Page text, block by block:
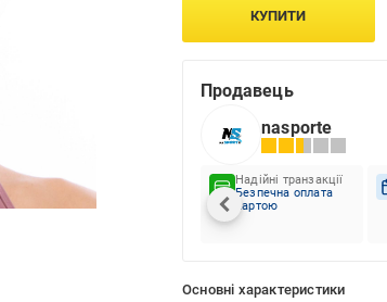
КУПИТИ
Продавець
nasporte
Надійні транзакції
Безпечна оплата
картою
Основні характеристики